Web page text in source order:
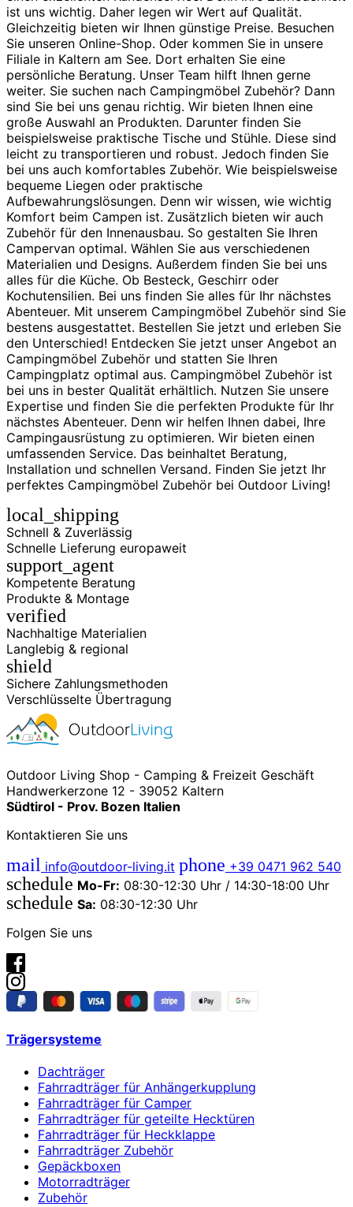
ist uns wichtig. Daher legen wir Wert auf Qualität.
Gleichzeitig bieten wir Ihnen günstige Preise. Besuchen
Sie unseren Online-Shop. Oder kommen Sie in unsere
Filiale in Kaltern am See. Dort erhalten Sie eine
persönliche Beratung. Unser Team hilft Ihnen gerne
weiter. Sie suchen nach Campingmöbel Zubehör? Dann
sind Sie bei uns genau richtig. Wir bieten Ihnen eine
große Auswahl an Produkten. Darunter finden Sie
beispielsweise praktische Tische und Stühle. Diese sind
leicht zu transportieren und robust. Jedoch finden Sie
bei uns auch komfortables Zubehör. Wie beispielsweise
bequeme Liegen oder praktische
Aufbewahrungslösungen. Denn wir wissen, wie wichtig
Komfort beim Campen ist. Zusätzlich bieten wir auch
Zubehör für den Innenausbau. So gestalten Sie Ihren
Campervan optimal. Wählen Sie aus verschiedenen
Materialien und Designs. Außerdem finden Sie bei uns
alles für die Küche. Ob Besteck, Geschirr oder
Kochutensilien. Bei uns finden Sie alles für Ihr nächstes
Abenteuer. Mit unserem Campingmöbel Zubehör sind Sie
bestens ausgestattet. Bestellen Sie jetzt und erleben Sie
den Unterschied! Entdecken Sie jetzt unser Angebot an
Campingmöbel Zubehör und statten Sie Ihren
Campingplatz optimal aus. Campingmöbel Zubehör ist
bei uns in bester Qualität erhältlich. Nutzen Sie unsere
Expertise und finden Sie die perfekten Produkte für Ihr
nächstes Abenteuer. Denn wir helfen Ihnen dabei, Ihre
Campingausrüstung zu optimieren. Wir bieten einen
umfassenden Service. Das beinhaltet Beratung,
Installation und schnellen Versand. Finden Sie jetzt Ihr
perfektes Campingmöbel Zubehör bei Outdoor Living!
local_shipping
Schnell & Zuverlässig
Schnelle Lieferung europaweit
support_agent
Kompetente Beratung
Produkte & Montage
verified
Nachhaltige Materialien
Langlebig & regional
shield
Sichere Zahlungsmethoden
Verschlüsselte Übertragung
Outdoor Living Shop - Camping & Freizeit Geschäft
Handwerkerzone 12 - 39052 Kaltern
Südtirol - Prov. Bozen Italien
Kontaktieren Sie uns
mail info@outdoor-living.it phone +39 0471 962 540
schedule Mo-Fr: 08:30-12:30 Uhr / 14:30-18:00 Uhr
schedule Sa: 08:30-12:30 Uhr
Folgen Sie uns
Trägersysteme
Dachträger
Fahrradträger für Anhängerkupplung
Fahrradträger für Camper
Fahrradträger für geteilte Hecktüren
Fahrradträger für Heckklappe
Fahrradträger Zubehör
Gepäckboxen
Motorradträger
Zubehör